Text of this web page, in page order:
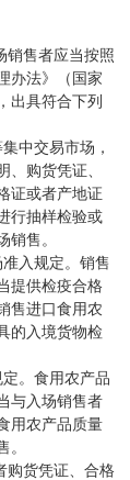
售者应当按照
办法》（国家
出具符合下列
中交易市场，
、购货凭证、
证或者产地证
行抽样检验或
销售。
入规定。销售
提供检疫合格
售进口食用农
的入境货物检
。食用农产品
与入场销售者
用农产品质量
。
货凭证、合格